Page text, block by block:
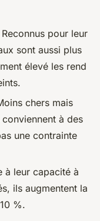
pour leur
sont aussi plus
élevé les rend
chers mais
à des
une contrainte
à leur capacité à
ils augmentent la
%.